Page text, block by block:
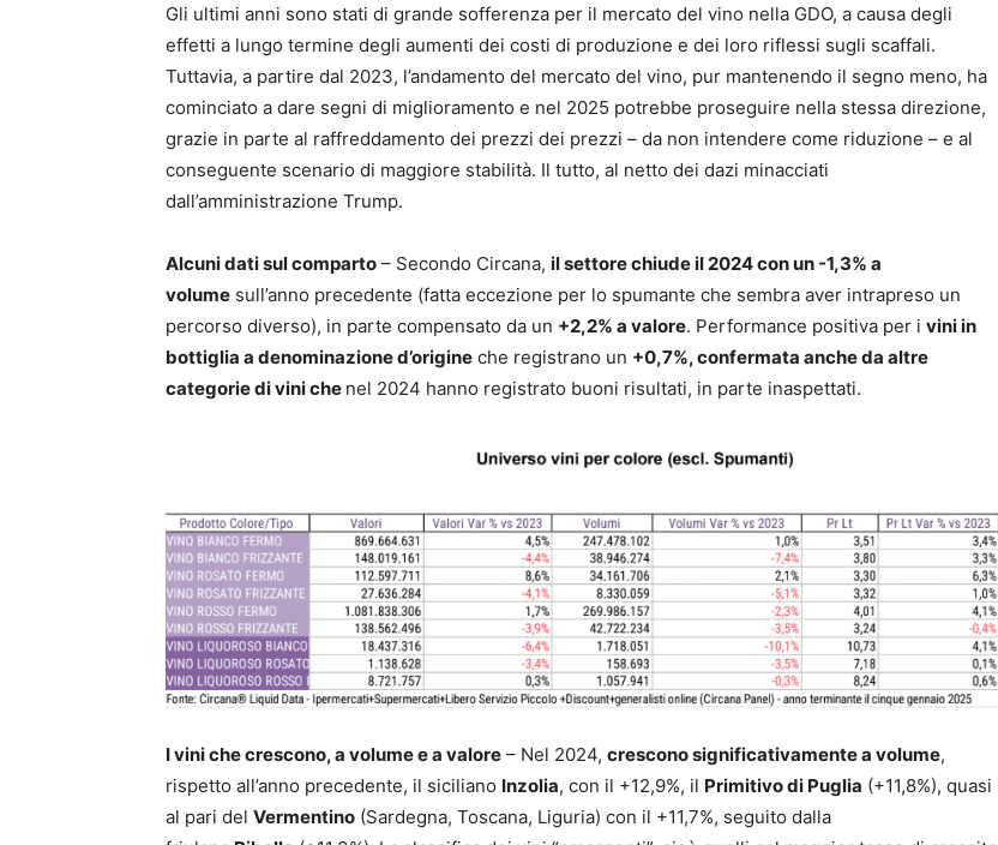
Gli ultimi anni sono stati di grande sofferenza per il mercato del vino nella GDO, a causa degli
effetti a lungo termine degli aumenti dei costi di produzione e dei loro riflessi sugli scaffali.
Tuttavia, a partire dal 2023, l’andamento del mercato del vino, pur mantenendo il segno meno, ha
cominciato a dare segni di miglioramento e nel 2025 potrebbe proseguire nella stessa direzione,
grazie in parte al raffreddamento dei prezzi dei prezzi – da non intendere come riduzione – e al
conseguente scenario di maggiore stabilità. Il tutto, al netto dei dazi minacciati
dall’amministrazione Trump.
Alcuni dati sul comparto – Secondo Circana, il settore chiude il 2024 con un -1,3% a
volume sull’anno precedente (fatta eccezione per lo spumante che sembra aver intrapreso un
percorso diverso), in parte compensato da un +2,2% a valore. Performance positiva per i vini in
bottiglia a denominazione d’origine che registrano un +0,7%, confermata anche da altre
categorie di vini che nel 2024 hanno registrato buoni risultati, in parte inaspettati.
I vini che crescono, a volume e a valore – Nel 2024, crescono significativamente a volume,
rispetto all’anno precedente, il siciliano Inzolia, con il +12,9%, il Primitivo di Puglia (+11,8%), quasi
al pari del Vermentino (Sardegna, Toscana, Liguria) con il +11,7%, seguito dalla